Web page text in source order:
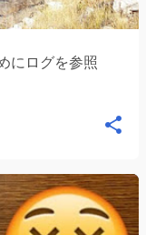
にログを参照